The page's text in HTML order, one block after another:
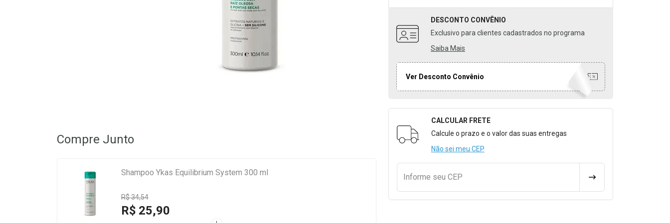
DESCONTO CONVÊNIO
Exclusivo para clientes cadastrados no programa
Saiba Mais
Ver Desconto Convênio
Formulário para Calcular o Frete
CALCULAR FRETE
Calcule o prazo e o valor das suas entregas
Não sei meu CEP
Informe seu CEP CALCULAR FRETE
Compre Junto
Shampoo Ykas Equilibrium System 300 ml
R$ 34,54
R$ 25,90